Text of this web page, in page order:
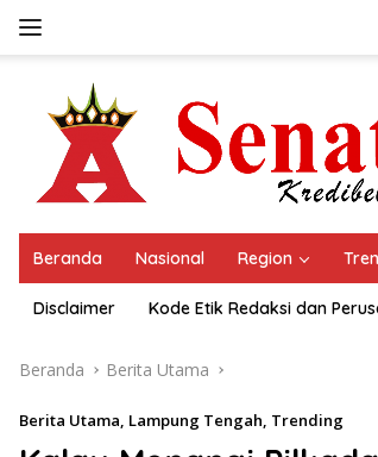
Beranda Nasional Region
Disclaimer Kode Etik Redaksi dan
Beranda Berita Utama
Berita Utama, Lampung Tengah, Trending